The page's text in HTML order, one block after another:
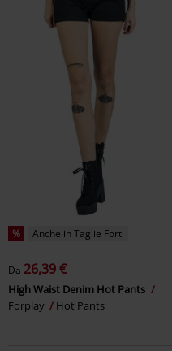
% Anche in Taglie Forti
Da 26,39 €
High Waist Denim Hot Pants
Forplay
Hot Pants